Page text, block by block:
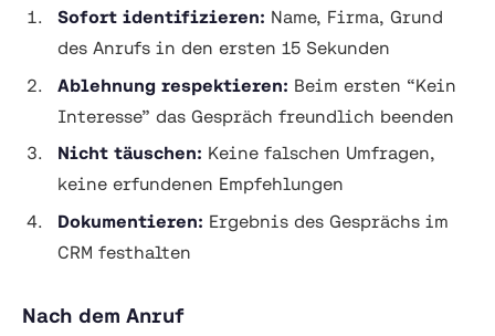
Sofort identifizieren: Name, Firma, Grund
des Anrufs in den ersten 15 Sekunden
Ablehnung respektieren: Beim ersten “Kein
Interesse” das Gespräch freundlich beenden
Nicht täuschen: Keine falschen Umfragen,
keine erfundenen Empfehlungen
Dokumentieren: Ergebnis des Gesprächs im
CRM festhalten
Nach dem Anruf